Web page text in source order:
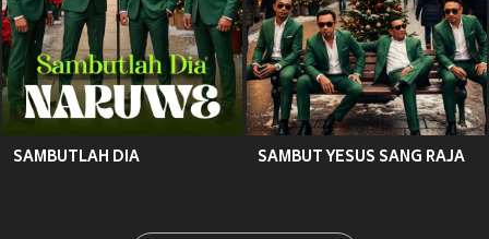
SAMBUTLAH DIA SAMBUT YESUS SANG RAJA